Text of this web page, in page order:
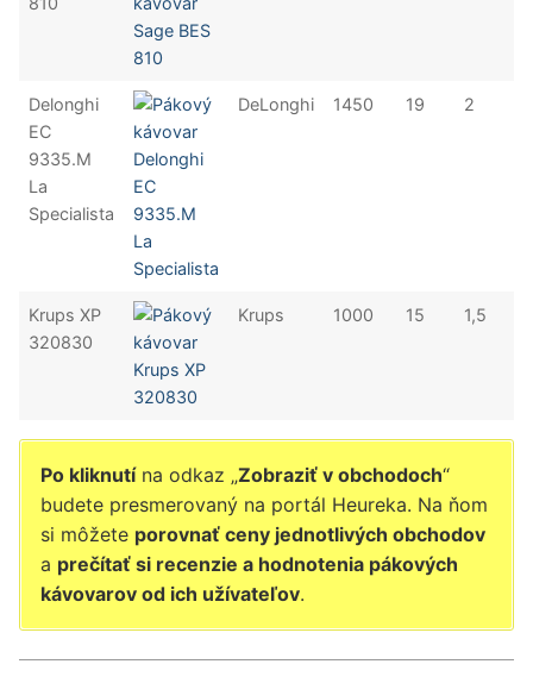
Delonghi
EC
9335.M
La
Specialista
DeLonghi 1450 19 2
Krups XP
320830
Krups 1000 15 1,5
Po kliknutína odkaz „Zobraziť v obchodoch“
budete presmerovaný na portál Heureka. Na ňom
si môžete porovnať ceny jednotlivých obchodov
a prečítať si recenzie a hodnotenia pákových
kávovarov od ich užívateľov.